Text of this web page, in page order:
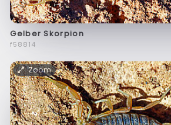
Gelber Skorpion
f58814
Zoom